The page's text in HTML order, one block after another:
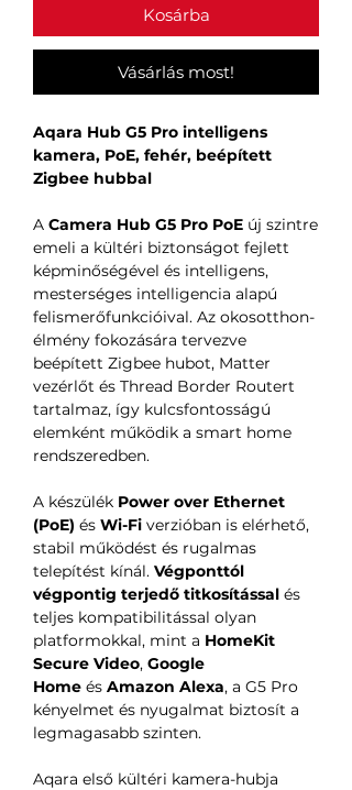
Kosárba
Vásárlás most!
Aqara Hub G5 Pro intelligens
kamera, PoE, fehér, beépített
Zigbee hubbal
A Camera Hub G5 Pro PoE új szintre
emeli a kültéri biztonságot fejlett
képminőségével és intelligens,
mesterséges intelligencia alapú
felismerőfunkcióival. Az okosotthon-
élmény fokozására tervezve
beépített Zigbee hubot, Matter
vezérlőt és Thread Border Routert
tartalmaz, így kulcsfontosságú
elemként működik a smart home
rendszeredben.
A készülék Power over Ethernet
(PoE) és Wi-Fi verzióban is elérhető,
stabil működést és rugalmas
telepítést kínál. Végponttól
végpontig terjedő titkosítással és
teljes kompatibilitással olyan
platformokkal, mint a HomeKit
Secure Video, Google
Home és Amazon Alexa, a G5 Pro
kényelmet és nyugalmat biztosít a
legmagasabb szinten.
Aqara első kültéri kamera-hubja